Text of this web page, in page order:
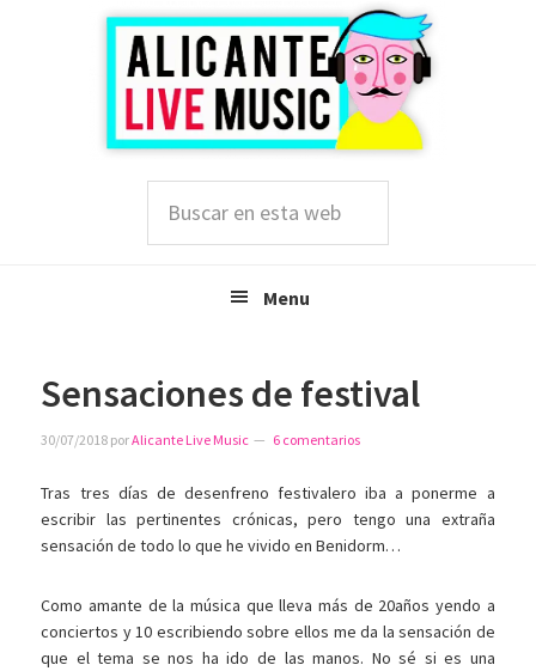
esta
Menu
Sensaciones de festival
30/07/2018 porAlicante Live Music 6 comentarios
Tras tres días de desenfreno festivalero iba a ponerme a
escribir las pertinentes crónicas, pero tengo una extraña
sensación de todo lo que he vivido en Benidorm…
Como amante de la música que lleva más de 20años yendo a
conciertos y 10 escribiendo sobre ellos me da la sensación de
que el tema se nos ha ido de las manos. No sé si es una